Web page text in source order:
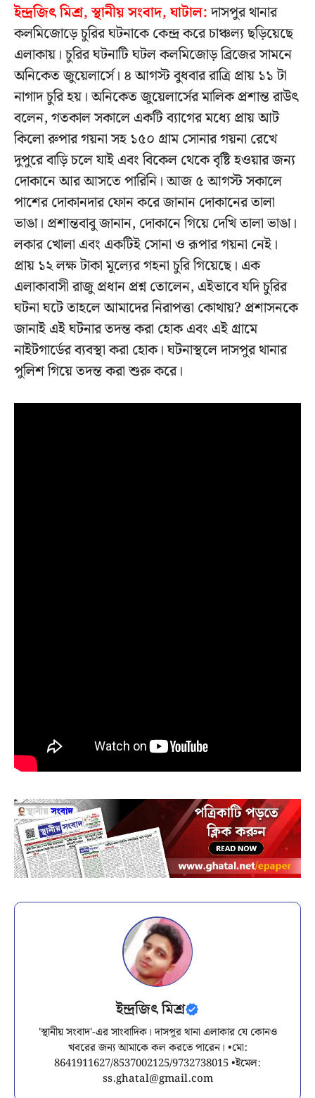
ইন্দ্রজিৎ মিশ্র, স্থানীয় সংবাদ, ঘাটাল:দাসপুর থানার
কলমিজোড়ে চুরির ঘটনাকে কেন্দ্র করে চাঞ্চল্য ছড়িয়েছে
এলাকায়। চুরির ঘটনাটি ঘটল কলমিজোড় ব্রিজের সামনে
অনিকেত জুয়েলার্সে। ৪ আগস্ট বুধবার রাত্রি প্রায় ১১ টা
নাগাদ চুরি হয়। অনিকেত জুয়েলার্সের মালিক প্রশান্ত রাউৎ
বলেন, গতকাল সকালে একটি ব্যাগের মধ্যে প্রায় আট
কিলো রুপার গয়না সহ ১৫০ গ্রাম সোনার গয়না রেখে
দুপুরে বাড়ি চলে যাই এবং বিকেল থেকে বৃষ্টি হওয়ার জন্য
দোকানে আর আসতে পারিনি। আজ ৫ আগস্ট সকালে
পাশের দোকানদার ফোন করে জানান দোকানের তালা
ভাঙা। প্রশান্তবাবু জানান, দোকানে গিয়ে দেখি তালা ভাঙা।
লকার খোলা এবং একটিই সোনা ও রূপার গয়না নেই।
প্রায় ১২ লক্ষ টাকা মূল্যের গহনা চুরি গিয়েছে। এক
এলাকাবাসী রাজু প্রধান প্রশ্ন তোলেন, এইভাবে যদি চুরির
ঘটনা ঘটে তাহলে আমাদের নিরাপত্তা কোথায়? প্রশাসনকে
জানাই এই ঘটনার তদন্ত করা হোক এবং এই গ্রামে
নাইটগার্ডের ব্যবস্থা করা হোক। ঘটনাস্থলে দাসপুর থানার
পুলিশ গিয়ে তদন্ত করা শুরু করে।
ইন্দ্রজিৎ মিশ্র
'স্থানীয় সংবাদ'-এর সাংবাদিক। দাসপুর থানা এলাকার যে কোনও
খবরের জন্য আমাকে কল করতে পারেন। •মো:
8641911627/8537002125/9732738015 •ইমেল:
ss.ghatal@gmail.com